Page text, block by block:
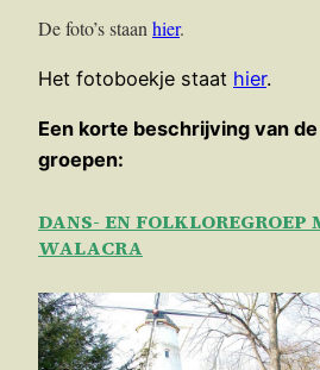
De foto’s staan hier.
Het fotoboekje staat hier.
Een korte beschrijving van
groepen:
DANS- EN FOLKLOREGROEP
WALACRA